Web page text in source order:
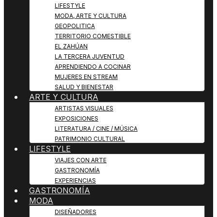
LIFESTYLE
MODA, ARTE Y CULTURA
GEOPOLITICA
TERRITORIO COMESTIBLE
EL ZAHÚAN
LA TERCERA JUVENTUD
APRENDIENDO A COCINAR
MUJERES EN STREAM
SALUD Y BIENESTAR
ARTE Y CULTURA
ARTISTAS VISUALES
EXPOSICIONES
LITERATURA / CINE / MÚSICA
PATRIMONIO CULTURAL
LIFESTYLE
VIAJES CON ARTE
GASTRONOMÍA
EXPERIENCIAS
GASTRONOMÍA
MODA
DISEÑADORES